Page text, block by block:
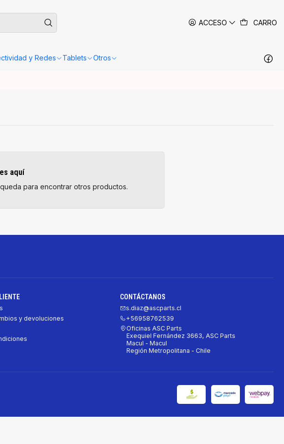
ACCESO CARRO
y Redes Tablets Otros
dentro de las siguientes 24-48 horas hábiles en Santiago.
aquí
para encontrar otros productos.
y devoluciones
CONTÁCTANOS
s.diaz@ascparts.cl
+56958762539
Oficinas ASC Parts
Exequiel Fernández 3663, ASC Parts
Macul - Macul
Región Metropolitana - Chile